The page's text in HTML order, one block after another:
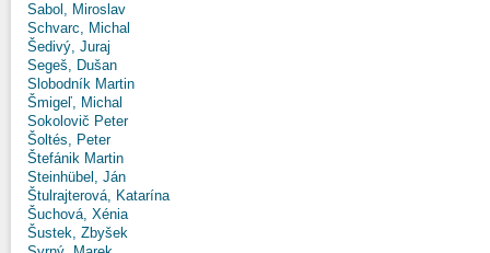
Sabol, Miroslav
Schvarc, Michal
Šedivý, Juraj
Segeš, Dušan
Slobodník Martin
Šmigeľ, Michal
Sokolovič Peter
Šoltés, Peter
Štefánik Martin
Steinhübel, Ján
Štulrajterová, Katarína
Šuchová, Xénia
Šustek, Zbyšek